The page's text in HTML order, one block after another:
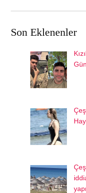
Son Eklenenler